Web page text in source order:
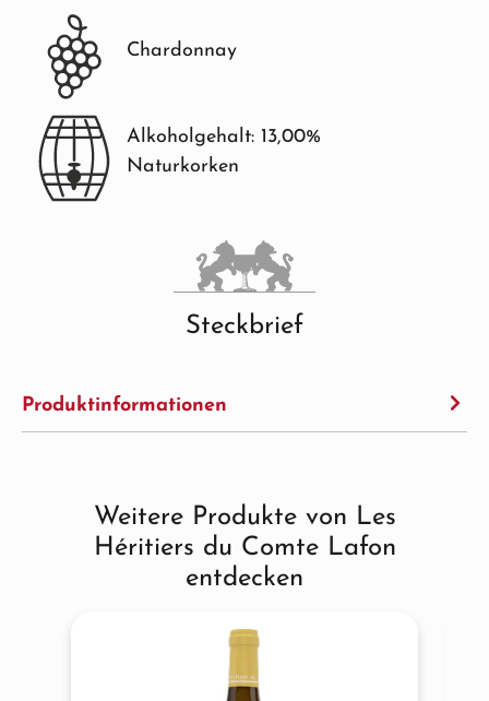
Chardonnay
Alkoholgehalt: 13,00%
Naturkorken
Steckbrief
Produktinformationen
Produktgalerie überspringen
Weitere Produkte von Les
Héritiers du Comte Lafon
entdecken